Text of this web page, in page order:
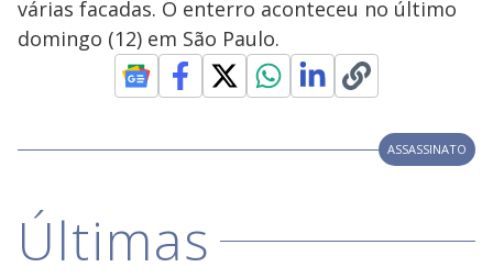
y
V
d
várias facadas. O enterro aconteceu no último
domingo (12) em São Paulo.
ASSASSINATO
Últimas